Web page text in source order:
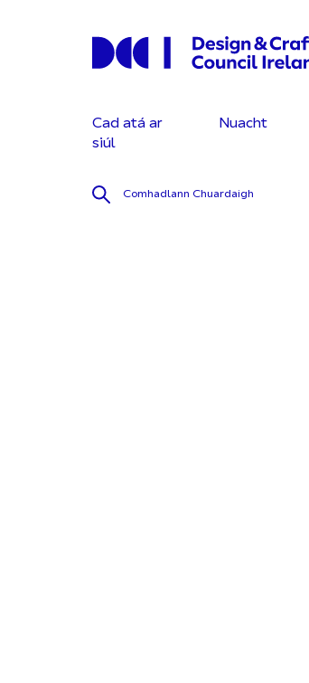
Cad atá ar
siúl
Nuacht
Comhadlann Chuardaigh